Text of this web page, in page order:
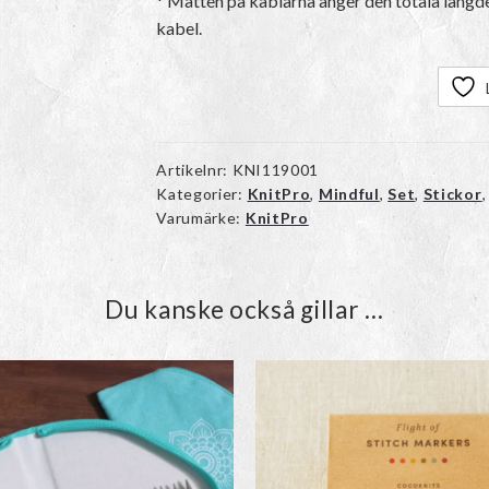
kabel.
Artikelnr: KNI119001
Kategorier: KnitPro, Mindful,Set, Stickor,
Varumärke: KnitPro
Du kanske också gillar …
Den
produkten
har